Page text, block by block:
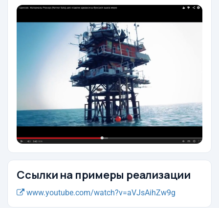
Ссылки на примеры реализации
www.youtube.com/watch?v=aVJsAihZw9g